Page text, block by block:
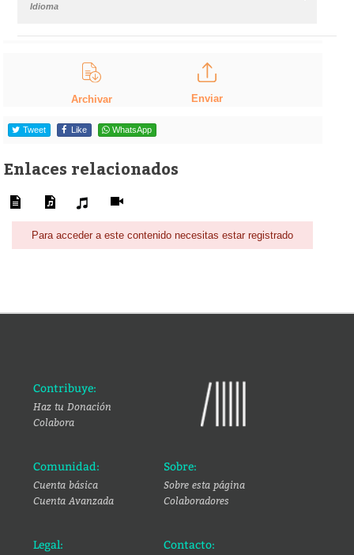
Idioma
Archivar Enviar
Tweet Like WhatsApp
Enlaces relacionados
Para acceder a este contenido necesitas estar registrado
Contribuye:
Haz tu Donación
Colabora
Comunidad:
Cuenta básica
Cuenta Avanzada
Sobre:
Sobre esta página
Colaboradores
Legal: Contacto: